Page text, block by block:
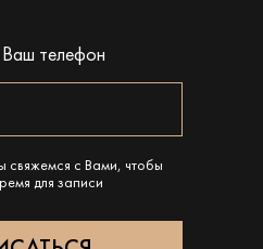
Ваш телефон
свяжемся с Вами, чтобы
для записи